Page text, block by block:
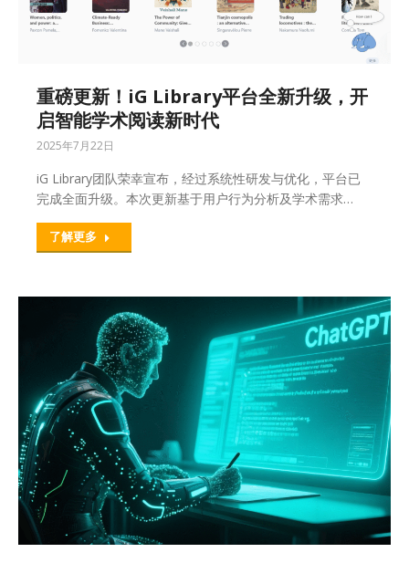
重磅更新！iG Library平台全新升级，开
启智能学术阅读新时代
2025年7月22日
iG Library团队荣幸宣布，经过系统性研发与优化，平台已
完成全面升级。本次更新基于用户行为分析及学术需求…
了解更多